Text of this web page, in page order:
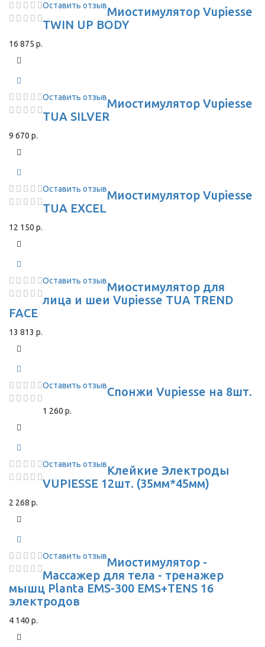
Оставить отзывМиостимулятор Vupiesse
TWIN UP BODY
16 875 р.
Оставить отзывМиостимулятор Vupiesse
TUA SILVER
9 670 р.
Оставить отзывМиостимулятор Vupiesse
TUA EXCEL
12 150 р.
Оставить отзывМиостимулятор для
лица и шеи Vupiesse TUA TREND
FACE
13 813 р.
Оставить отзывСпонжи Vupiesse на 8шт.
1 260 р.
Оставить отзывКлейкие Электроды
VUPIESSE 12шт. (35мм*45мм)
2 268 р.
Оставить отзывМиостимулятор -
Массажер для тела - тренажер
мышц Planta EMS-300 EMS+TENS 16
электродов
4 140 р.